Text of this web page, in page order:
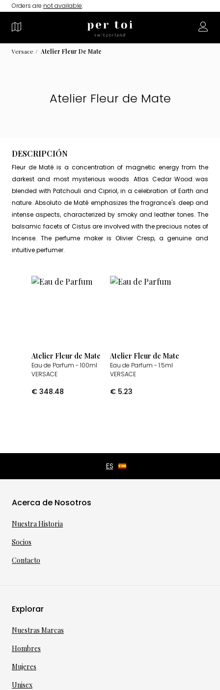
Orders are not available.
Versace Atelier Fleur De Mate
Atelier Fleur de Mate
DESCRIPCIÓN
Fleur de Maté is a concentration of magnetic energy from the
darkest and most mysterious woods. Atlas Cedar Wood was
blended with Patchouli and Cipriol, in a celebration of Earth and
nature. Absoluto de Maté emphasizes the fragrance's deep and
intense aspects, characterized by smoky and leather tones. The
balsamic facets of Cistus are involved with the precious notes of
Incense. The perfume maker is Olivier Cresp, a genuine and
intuitive perfumer.
Atelier Fleur de Mate
Eau de Parfum - 100ml
VERSACE
€ 348.48
Atelier Fleur de Mate
Eau de Parfum - 1.5ml
VERSACE
€ 5.23
Acerca de Nosotros
Nuestra Historia
Socios
Contacto
Explorar
Nuestras Marcas
Hombres
Mujeres
Unisex